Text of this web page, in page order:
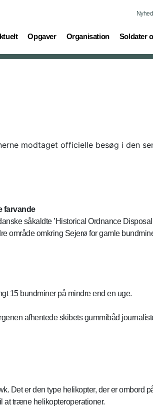
Opgaver
(current) Organisation
(current) Soldater
(current)
modtaget officielle besøg i den
farvande
såkaldte ’Historical Ordnance
område omkring Sejerø for gamle
15 bundminer på mindre end en uge.
afhentede skibets gummibåd
er den type helikopter, der er ombord
at træne helikopteroperationer.